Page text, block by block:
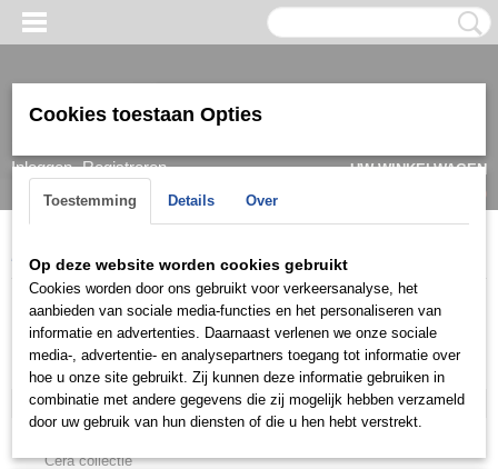
Inloggen Registreren
UW WINKELWAGEN
(0)
Home > > Trouwringen / Wedding Asil Gold
Ring
Trouwringen / Wedding
Asil Gold
CK collectie
Cera collectie
Cookies toestaan Opties
Toestemming Details Over
Op deze website worden cookies gebruikt
Cookies worden door ons gebruikt voor verkeersanalyse, het
aanbieden van sociale media-functies en het personaliseren van
informatie en advertenties. Daarnaast verlenen we onze sociale
media-, advertentie- en analysepartners toegang tot informatie over
hoe u onze site gebruikt. Zij kunnen deze informatie gebruiken in
combinatie met andere gegevens die zij mogelijk hebben verzameld
door uw gebruik van hun diensten of die u hen hebt verstrekt.